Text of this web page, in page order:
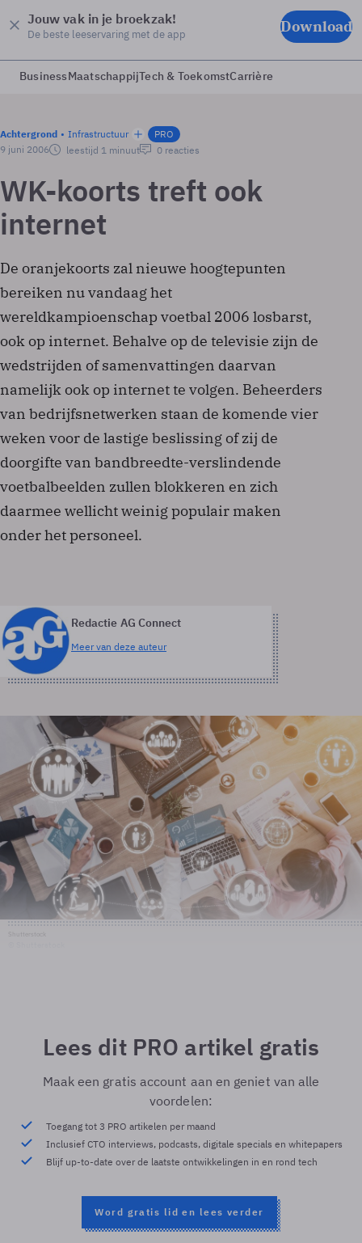
Jouw vak in je broekzak!
De beste leeservaring met de app Download
BusinessMaatschappijTech & ToekomstCarrière
Achtergrond Infrastructuur
PRO
9 juni 2006
leestijd 1 minuut 0 reacties
WK-koorts treft ook
internet
De oranjekoorts zal nieuwe hoogtepunten
bereiken nu vandaag het
wereldkampioenschap voetbal 2006 losbarst,
ook op internet. Behalve op de televisie zijn de
wedstrijden of samenvattingen daarvan
namelijk ook op internet te volgen. Beheerders
van bedrijfsnetwerken staan de komende vier
weken voor de lastige beslissing of zij de
doorgifte van bandbreedte-verslindende
voetbalbeelden zullen blokkeren en zich
daarmee wellicht weinig populair maken
onder het personeel.
Redactie AG Connect
Meer van deze auteur
Lees dit PRO artikel gratis
Maak een gratis account aan en geniet van alle
voordelen:
Toegang tot 3 PRO artikelen per maand
Inclusief CTO interviews, podcasts, digitale specials en whitepapers
Blijf up-to-date over de laatste ontwikkelingen in en rond tech
Word gratis lid en lees verder